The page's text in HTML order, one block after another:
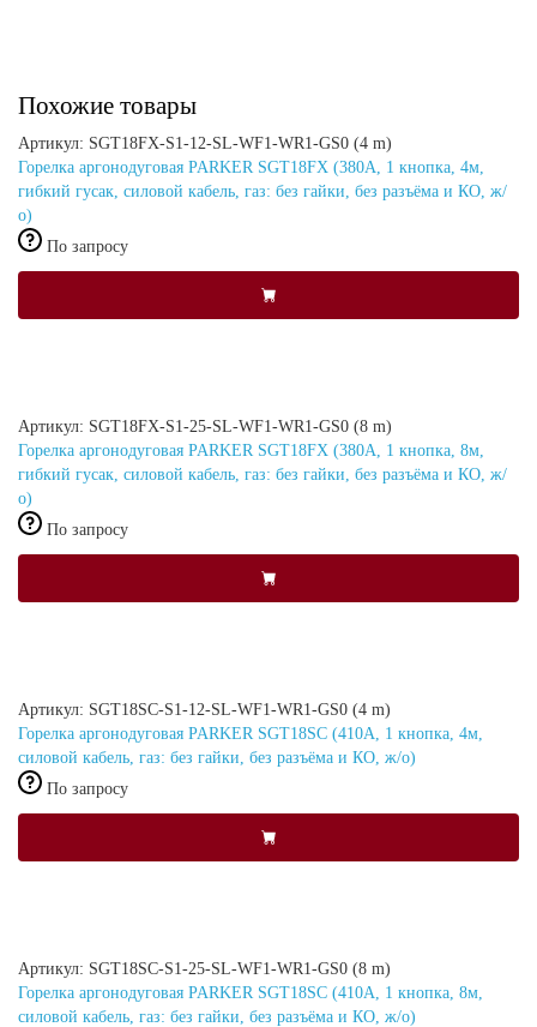
Похожие товары
Артикул: SGT18FX-S1-12-SL-WF1-WR1-GS0 (4 m)
Горелка аргонодуговая PARKER SGT18FX (380А, 1 кнопка, 4м,
гибкий гусак, силовой кабель, газ: без гайки, без разъёма и КО, ж/
о)
По запросу
Артикул: SGT18FX-S1-25-SL-WF1-WR1-GS0 (8 m)
Горелка аргонодуговая PARKER SGT18FX (380А, 1 кнопка, 8м,
гибкий гусак, силовой кабель, газ: без гайки, без разъёма и КО, ж/
о)
По запросу
Артикул: SGT18SC-S1-12-SL-WF1-WR1-GS0 (4 m)
Горелка аргонодуговая PARKER SGT18SC (410А, 1 кнопка, 4м,
силовой кабель, газ: без гайки, без разъёма и КО, ж/о)
По запросу
Артикул: SGT18SC-S1-25-SL-WF1-WR1-GS0 (8 m)
Горелка аргонодуговая PARKER SGT18SC (410А, 1 кнопка, 8м,
силовой кабель, газ: без гайки, без разъёма и КО, ж/о)